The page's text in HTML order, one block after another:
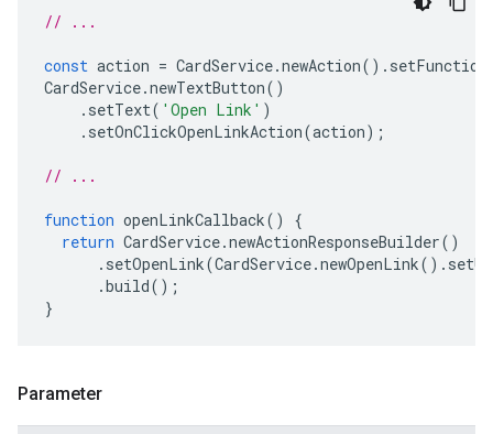
// ...
const action = CardService.newAction().
CardService.newTextButton()
. setText( 'Open Link' )
. setOnClickOpenLinkAction(action);
// ...
function openLinkCallback()
{
return CardService.newActionResponseBuilder()
. setOpenLink(CardService.newOpenLink().
.build();
}
Parameter